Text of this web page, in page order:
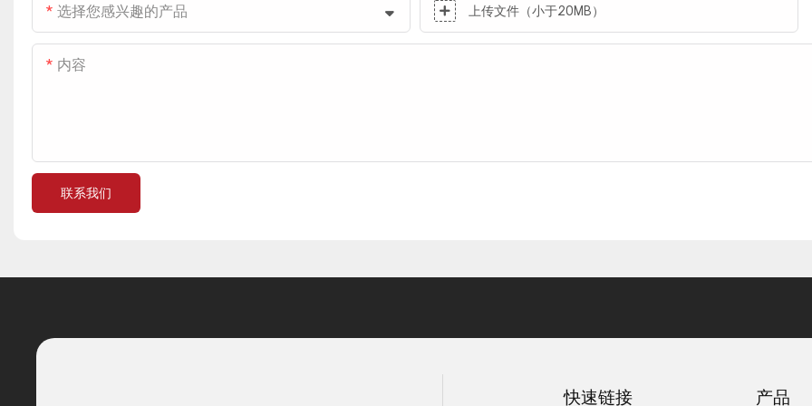
选择您感兴趣的产品 上传文件（小于20MB）
内容
联系我们
快速链接 产品